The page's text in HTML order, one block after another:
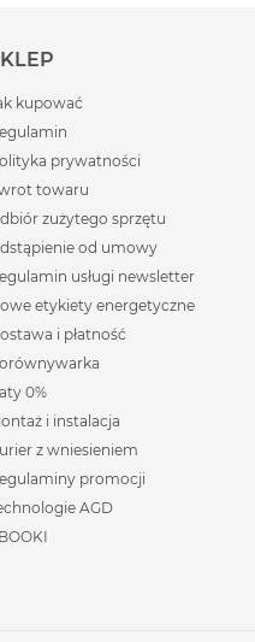
kupować
prywatności
towaru
zużytego sprzętu
od umowy
usługi newsletter
etykiety energetyczne
i płatność
0%
i instalacja
z wniesieniem
promocji
AGD